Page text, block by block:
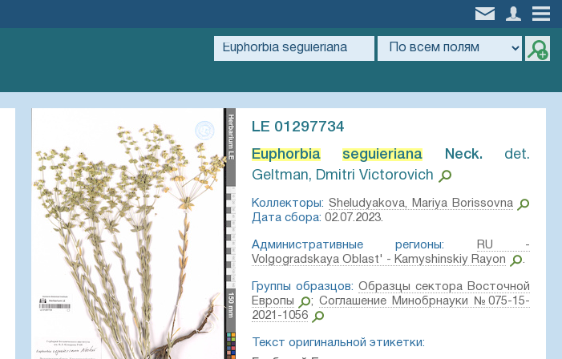
LE 01297734
Euphorbia seguieriana Neck.⁣ det.
Geltman, Dmitri Victorovich
Коллекторы: Sheludyakova, Mariya Borissovna
Дата сбора: 02.07.2023.
Административные регионы:
RU -
Volgogradskaya Oblast' - Kamyshinskiy Rayon
.
Группы образцов: Образцы сектора Восточной
Европы
; Соглашение Минобрнауки №075-15-
2021-1056
Текст оригинальной этикетки: